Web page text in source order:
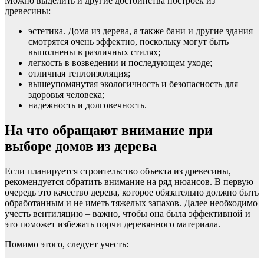
древесины:
эстетика. Дома из дерева, а также бани и другие здания
смотрятся очень эффектно, поскольку могут быть
выполнены в различных стилях;
легкость в возведении и последующем уходе;
отличная теплоизоляция;
вышеупомянутая экологичность и безопасность для
здоровья человека;
надежность и долговечность.
На что обращают внимание при
выборе домов из дерева
Если планируется строительство объекта из древесины,
рекомендуется обратить внимание на ряд нюансов. В первую
очередь это качество дерева, которое обязательно должно быть
обработанным и не иметь тяжелых запахов. Далее необходимо
учесть вентиляцию – важно, чтобы она была эффективной и
это поможет избежать порчи деревянного материала.
Помимо этого, следует учесть: